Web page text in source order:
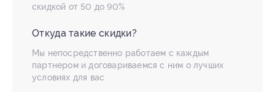
скидкой от 50 до 90%
Откуда такие скидки?
Мы непосредственно работаем с каждым
партнером и договариваемся с ним о лучших
условиях для вас